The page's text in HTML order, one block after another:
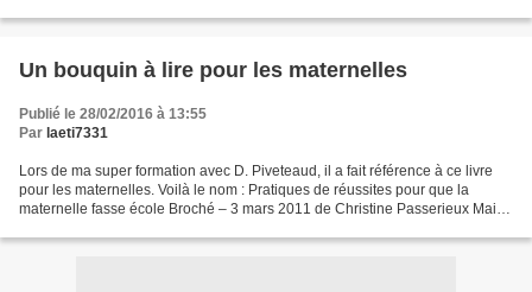
Un bouquin à lire pour les maternelles
Publié le 28/02/2016 à 13:55
Par laeti7331
Lors de ma super formation avec D. Piveteaud, il a fait référence à ce livre
pour les maternelles. Voilà le nom : Pratiques de réussites pour que la
maternelle fasse école Broché – 3 mars 2011 de Christine Passerieux Mais